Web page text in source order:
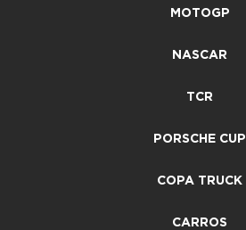
MOTOGP
NASCAR
TCR
PORSCHE CUP
COPA TRUCK
CARROS